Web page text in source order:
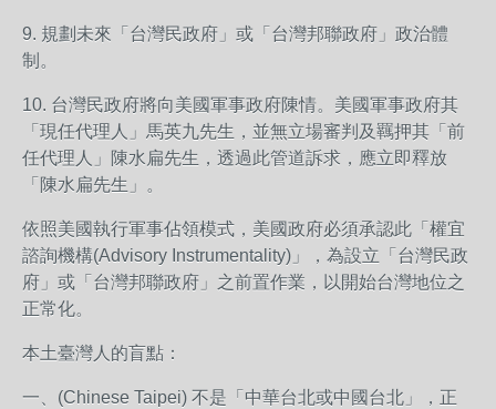
9. 規劃未來「台灣民政府」或「台灣邦聯政府」政治體
制。
10. 台灣民政府將向美國軍事政府陳情。美國軍事政府其
「現任代理人」馬英九先生，並無立場審判及羈押其「前
任代理人」陳水扁先生，透過此管道訴求，應立即釋放
「陳水扁先生」。
依照美國執行軍事佔領模式，美國政府必須承認此「權宜
諮詢機構(Advisory Instrumentality)」，為設立「台灣民政
府」或「台灣邦聯政府」之前置作業，以開始台灣地位之
正常化。
本土臺灣人的盲點：
一、(Chinese Taipei) 不是「中華台北或中國台北」，正